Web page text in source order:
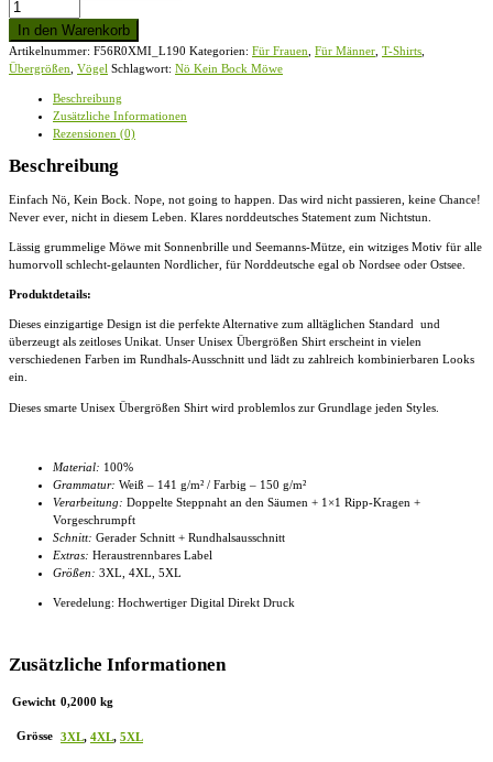
Nö
Kein
Bock
Möwe
-
Übergrößenshirt
In den Warenkorb
Artikelnummer: F56R0XMI_L190 Kategorien: Für Frauen Für Männer T-Shirts
Übergrößen Vögel Schlagwort: Nö Kein Bock Möwe
Beschreibung
Zusätzliche Informationen
Rezensionen (0)
Beschreibung
Einfach Nö, Kein Bock. Nope, not going to happen. Das wird nicht passieren, keine Chance!
Never ever, nicht in diesem Leben. Klares norddeutsches Statement zum Nichtstun.
Lässig grummelige Möwe mit Sonnenbrille und Seemanns-Mütze, ein witziges Motiv für alle
humorvoll schlecht-gelaunten Nordlicher, für Norddeutsche egal ob Nordsee oder Ostsee.
Produktdetails:
Dieses einzigartige Design ist die perfekte Alternative zum alltäglichen Standard und
überzeugt als zeitloses Unikat. Unser Unisex Übergrößen Shirt erscheint in vielen
verschiedenen Farben im Rundhals-Ausschnitt und lädt zu zahlreich kombinierbaren Looks
ein.
Dieses smarte Unisex Übergrößen Shirt wird problemlos zur Grundlage jeden Styles.
Material: 100%
Grammatur: Weiß – 141 g/m² / Farbig – 150 g/m²
Verarbeitung: Doppelte Steppnaht an den Säumen + 1×1 Ripp-Kragen +
Vorgeschrumpft
Schnitt: Gerader Schnitt + Rundhalsausschnitt
Extras: Heraustrennbares Label
Größen: 3XL, 4XL , 5XL
Veredelung: Hochwertiger Digital Direkt Druck
Zusätzliche Informationen
Gewicht 0,2000 kg
Grösse 3XL, 4XL, 5XL